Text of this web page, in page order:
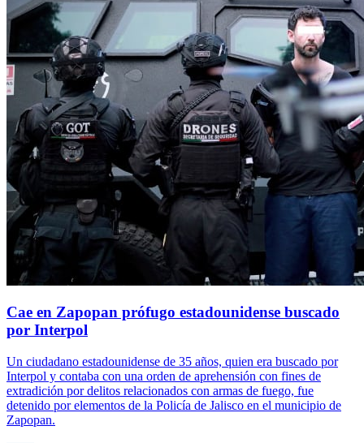
Cae en Zapopan prófugo estadounidense buscado
por Interpol
Un ciudadano estadounidense de 35 años, quien era buscado por
Interpol y contaba con una orden de aprehensión con fines de
extradición por delitos relacionados con armas de fuego, fue
detenido por elementos de la Policía de Jalisco en el municipio de
Zapopan.